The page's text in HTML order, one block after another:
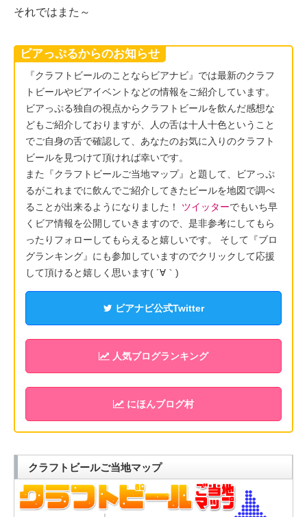
それではまた～
ビアっぷるからのお知らせ
『クラフトビールのことならビアナビ』では最新のクラフ
トビールやビアイベントなどの情報をご紹介しています。
ビアっぷる独自の視点からクラフトビールを飲んだ感想な
どもご紹介しておりますが、人の舌は十人十色ということ
でご自身の舌で確認して、あなたのお気に入りのクラフト
ビールを見つけて頂ければ幸いです。
また『クラフトビールご当地マップ』と題して、ビアっぷ
るがこれまでに飲んでご紹介してきたビールを地図で調べ
ることが出来るようになりました！ ツイッターでもいち早
くビア情報を公開していきますので、是非参考にしてもら
ったりフォローしてもらえると嬉しいです。 そして『ブロ
グランキング』にも参加していますのでクリックして応援
して頂けると嬉しく思います( ´∀｀)
ビアナビ公式Twitter
人気ブログランキング
にほんブログ村
クラフトビールご当地マップ